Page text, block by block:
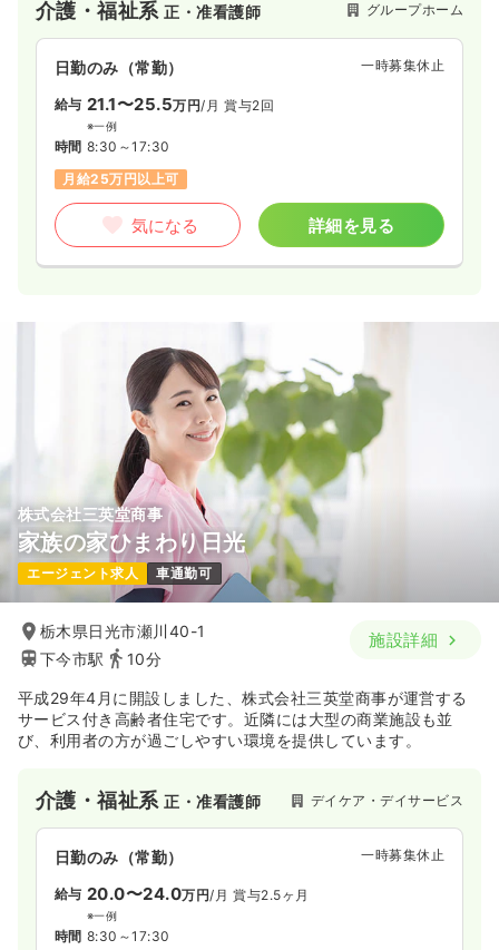
ービスを日々提供しています。
介護・福祉系正・准看護師 グループホーム
日勤のみ（常勤） 一時募集休止
給与 21.1〜25.5万円/月 賞与2回
※一例
時間 8:30～17:30
月給25万円以上可
気になる 詳細を見る
株式会社三英堂商事
家族の家ひまわり日光
エージェント求人 車通勤可
栃木県日光市瀬川40-1
下今市駅
10分
施設詳細
平成29年4月に開設しました、株式会社三英堂商事が運営する
サービス付き高齢者住宅です。近隣には大型の商業施設も並
び、利用者の方が過ごしやすい環境を提供しています。
介護・福祉系正・准看護師 デイケア・デイサービス
日勤のみ（常勤） 一時募集休止
給与 20.0〜24.0万円/月 賞与2.5ヶ月
※一例
時間 8:30～17:30